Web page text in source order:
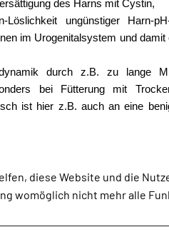
des Harns mit Cystin,
ungünstiger Harn-
im Urogenitalsystem und
durch z.B. zu lange
bei Fütterung mit
ist hier z.B. auch an eine
diese Website und die
womöglich nicht mehr alle